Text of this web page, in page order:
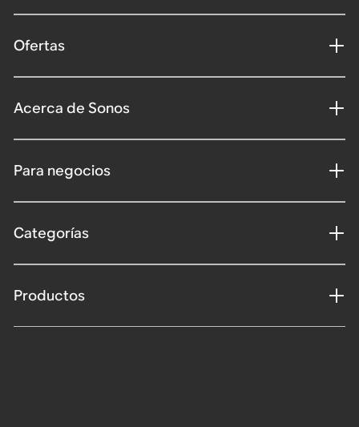
Ofertas
Acerca de Sonos
Para negocios
Categorías
Productos